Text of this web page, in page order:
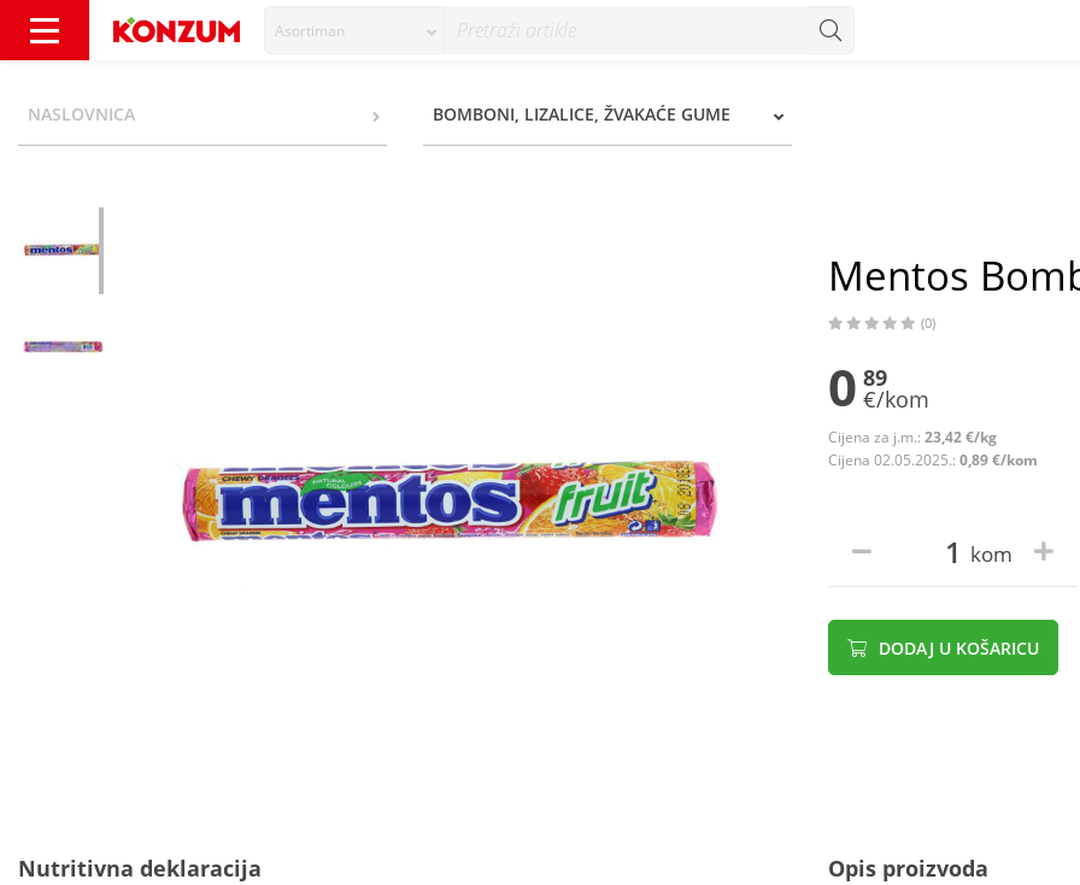
Asortiman
NASLOVNICA BOMBONI, LIZALICE, ŽVAKAĆE GUME
Mentos
(0)
0 89
€/kom
Cijena za j.m.: 23,42 €/kg
Cijena 02.05.2025.: 0,89 €/kom
kom
DODAJ U KOŠARICU
Nutritivna deklaracija Opis proizvoda